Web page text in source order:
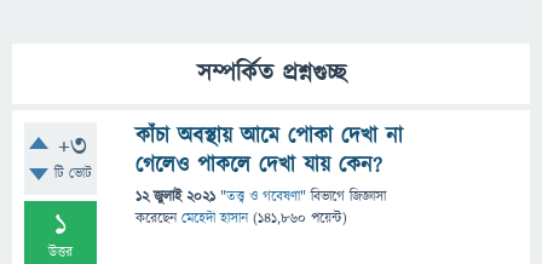
সম্পর্কিত প্রশ্নগুচ্ছ
+3
টি ভোট
1
উত্তর
কাঁচা অবস্থায় আমে পোকা দেখা না
গেলেও পাকলে দেখা যায় কেন?
12 জুলাই 2021 "তত্ত্ব ও গবেষণা" বিভাগে জিজ্ঞাসা
করেছেনমেহেদী হাসান (141,860 পয়েন্ট)